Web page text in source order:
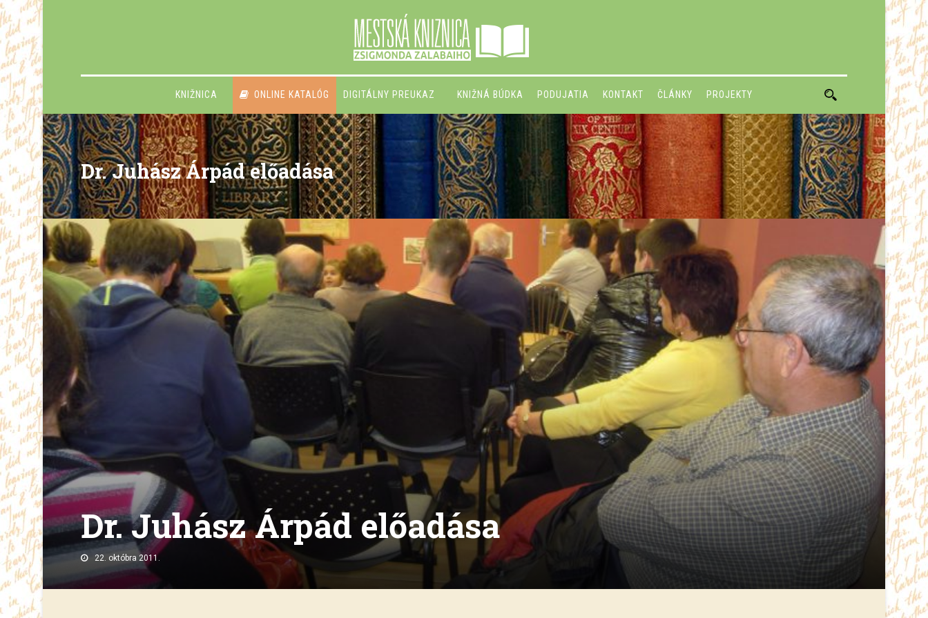
KNIŽNICA ONLINE KATALÓG DIGITÁLNY PREUKAZ KNIŽNÁ BÚDKA PODUJATIA KONTAKT ČLÁNKY PROJEKTY
Dr. Juhász Árpád előadása
Dr. Juhász Árpád előadása
22. októbra 2011.